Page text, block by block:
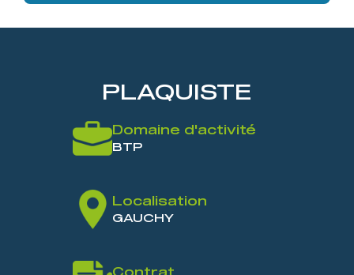
PLAQUISTE
Domaine d'activité
BTP
Localisation
GAUCHY
Contrat